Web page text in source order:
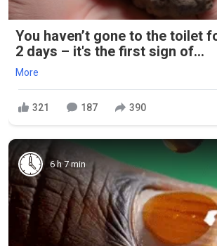
You haven’t gone to the toilet
2 days – it's the first sign of...
More
321 187 390
6 h 7 min